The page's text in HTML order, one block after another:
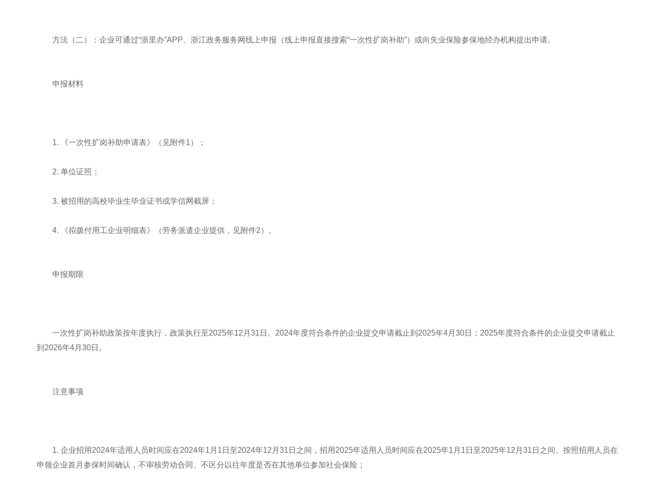
方法（二）：企业可通过“浙里办”APP、浙江政务服务网线上申报（线上申报直接搜索“一次性扩岗补助”）或向失业保险参保地经办机构提出申请。
申报材料
1. 《一次性扩岗补助申请表》（见附件1）；
2. 单位证照；
3. 被招用的高校毕业生毕业证书或学信网截屏；
4. 《拟拨付用工企业明细表》（劳务派遣企业提供，见附件2）。
申报期限
一次性扩岗补助政策按年度执行，政策执行至2025年12月31日。2024年度符合条件的企业提交申请截止到2025年4月30日；2025年度符合条件的企业提交申请截止
到2026年4月30日。
注意事项
1. 企业招用2024年适用人员时间应在2024年1月1日至2024年12月31日之间，招用2025年适用人员时间应在2025年1月1日至2025年12月31日之间。按照招用人员在
申领企业首月参保时间确认，不审核劳动合同、不区分以往年度是否在其他单位参加社会保险；